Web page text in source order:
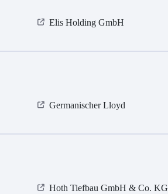
Elis Holding GmbH
Germanischer Lloyd
Hoth Tiefbau GmbH & Co. KG